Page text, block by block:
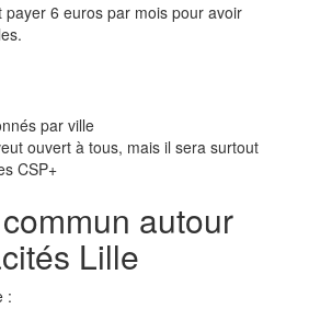
payer 6 euros par mois pour avoir
par ville
ouvert à tous, mais il sera surtout
CSP+
autour
Lille
: